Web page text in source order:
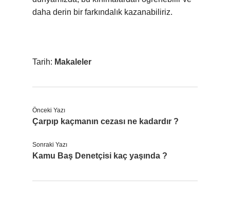
daha derin bir farkındalık kazanabiliriz.
Tarih: Makaleler
Önceki Yazı
Çarpıp kaçmanın cezası ne kadardır ?
Sonraki Yazı
Kamu Baş Denetçisi kaç yaşında ?